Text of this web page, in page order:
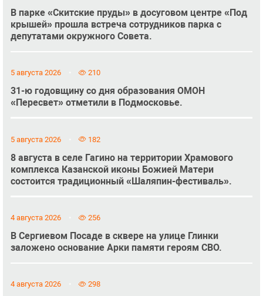
В парке «Скитские пруды» в досуговом центре «Под
крышей» прошла встреча сотрудников парка с
депутатами окружного Совета.
5 августа 2026 210
31-ю годовщину со дня образования ОМОН
«Пересвет» отметили в Подмосковье.
5 августа 2026 182
8 августа в селе Гагино на территории Храмового
комплекса Казанской иконы Божией Матери
состоится традиционный «Шаляпин-фестиваль».
4 августа 2026 256
В Сергиевом Посаде в сквере на улице Глинки
заложено основание Арки памяти героям СВО.
4 августа 2026 298